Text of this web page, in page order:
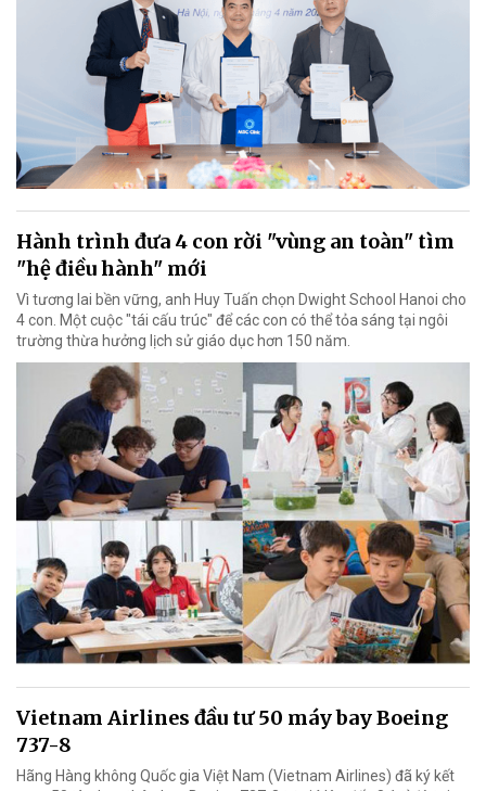
Hành trình đưa 4 con rời "vùng an toàn" tìm
"hệ điều hành" mới
Vì tương lai bền vững, anh Huy Tuấn chọn Dwight School Hanoi cho
4 con. Một cuộc "tái cấu trúc" để các con có thể tỏa sáng tại ngôi
trường thừa hưởng lịch sử giáo dục hơn 150 năm.
Vietnam Airlines đầu tư 50 máy bay Boeing
737-8
Hãng Hàng không Quốc gia Việt Nam (Vietnam Airlines) đã ký kết